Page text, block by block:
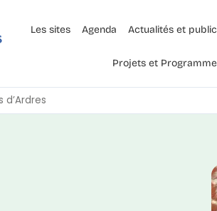
Les sites Agenda Actualités et
Projets et
d’Ardres